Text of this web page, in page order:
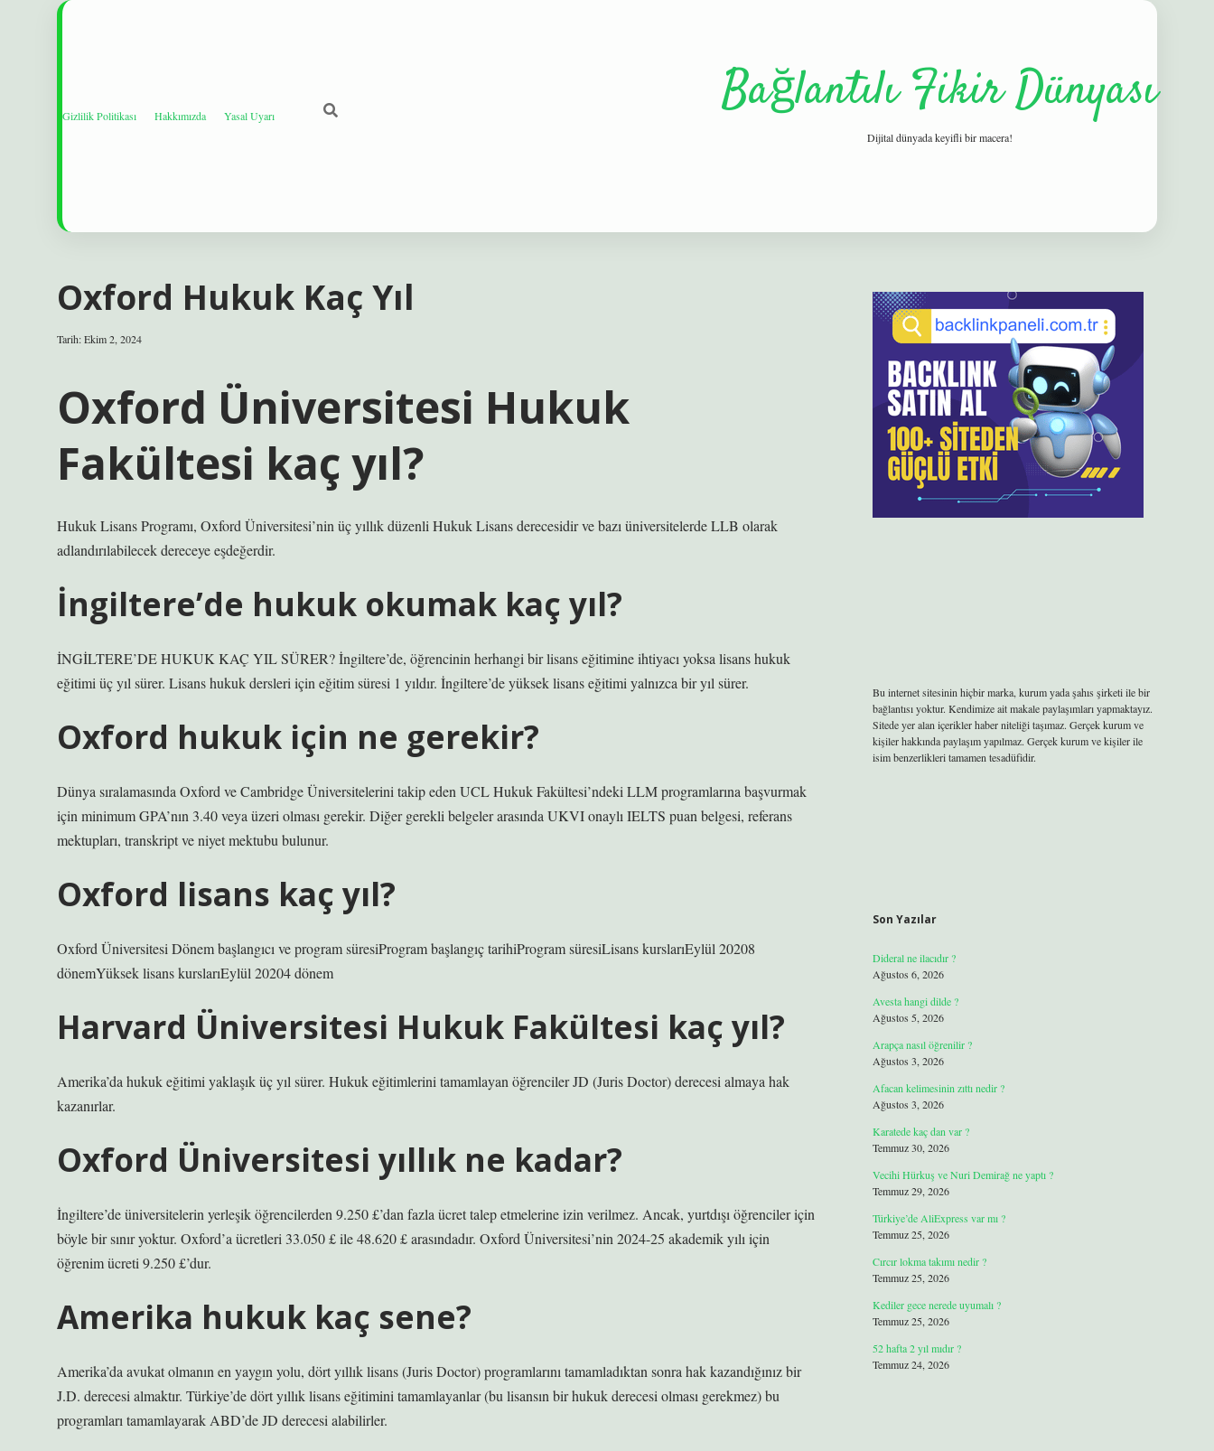
Gizlilik Politikası Hakkımızda Yasal Uyarı Bağlantılı Fikir Dünyası
Dijital dünyada keyifli bir macera!
Oxford Hukuk Kaç Yıl
Tarih: Ekim 2, 2024
Oxford Üniversitesi Hukuk
Fakültesi kaç yıl?
Hukuk Lisans Programı, Oxford Üniversitesi’nin üç yıllık düzenli Hukuk Lisans derecesidir ve bazı üniversitelerde LLB olarak
adlandırılabilecek dereceye eşdeğerdir.
İngiltere’de hukuk okumak kaç yıl?
İNGİLTERE’DE HUKUK KAÇ YIL SÜRER? İngiltere’de, öğrencinin herhangi bir lisans eğitimine ihtiyacı yoksa lisans hukuk
eğitimi üç yıl sürer. Lisans hukuk dersleri için eğitim süresi 1 yıldır. İngiltere’de yüksek lisans eğitimi yalnızca bir yıl sürer.
Oxford hukuk için ne gerekir?
Dünya sıralamasında Oxford ve Cambridge Üniversitelerini takip eden UCL Hukuk Fakültesi’ndeki LLM programlarına başvurmak
için minimum GPA’nın 3.40 veya üzeri olması gerekir. Diğer gerekli belgeler arasında UKVI onaylı IELTS puan belgesi, referans
mektupları, transkript ve niyet mektubu bulunur.
Oxford lisans kaç yıl?
Oxford Üniversitesi Dönem başlangıcı ve program süresiProgram başlangıç ​​tarihiProgram süresiLisans kurslarıEylül 20208
dönemYüksek lisans kurslarıEylül 20204 dönem
Harvard Üniversitesi Hukuk Fakültesi kaç yıl?
Amerika’da hukuk eğitimi yaklaşık üç yıl sürer. Hukuk eğitimlerini tamamlayan öğrenciler JD (Juris Doctor) derecesi almaya hak
kazanırlar.
Oxford Üniversitesi yıllık ne kadar?
İngiltere’de üniversitelerin yerleşik öğrencilerden 9.250 £’dan fazla ücret talep etmelerine izin verilmez. Ancak, yurtdışı öğrenciler için
böyle bir sınır yoktur. Oxford’a ücretleri 33.050 £ ile 48.620 £ arasındadır. Oxford Üniversitesi’nin 2024-25 akademik yılı için
öğrenim ücreti 9.250 £’dur.
Amerika hukuk kaç sene?
Amerika’da avukat olmanın en yaygın yolu, dört yıllık lisans (Juris Doctor) programlarını tamamladıktan sonra hak kazandığınız bir
J.D. derecesi almaktır. Türkiye’de dört yıllık lisans eğitimini tamamlayanlar (bu lisansın bir hukuk derecesi olması gerekmez) bu
programları tamamlayarak ABD’de JD derecesi alabilirler.
Bu internet sitesinin hiçbir marka, kurum yada şahıs şirketi ile bir
bağlantısı yoktur. Kendimize ait makale paylaşımları yapmaktayız.
Sitede yer alan içerikler haber niteliği taşımaz. Gerçek kurum ve
kişiler hakkında paylaşım yapılmaz. Gerçek kurum ve kişiler ile
isim benzerlikleri tamamen tesadüfidir.
Son Yazılar
Dideral ne ilacıdır ?
Ağustos 6, 2026
Avesta hangi dilde ?
Ağustos 5, 2026
Arapça nasıl öğrenilir ?
Ağustos 3, 2026
Afacan kelimesinin zıttı nedir ?
Ağustos 3, 2026
Karatede kaç dan var ?
Temmuz 30, 2026
Vecihi Hürkuş ve Nuri Demirağ ne yaptı ?
Temmuz 29, 2026
Türkiye’de AliExpress var mı ?
Temmuz 25, 2026
Cırcır lokma takımı nedir ?
Temmuz 25, 2026
Kediler gece nerede uyumalı ?
Temmuz 25, 2026
52 hafta 2 yıl mıdır ?
Temmuz 24, 2026